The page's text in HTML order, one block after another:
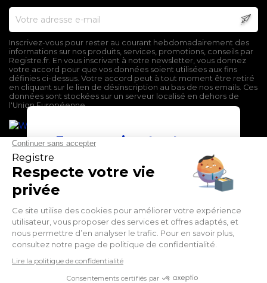
Inscrivez-vous pour rester au courant hebdomadairement des
informations sur nos produits, services, promotions, conseils par
Registre.fr. En vous inscrivant à notre newsletter, vous donnez
votre accord pour que vos données soient utilisées aux fins
définies ci-dessus. Votre accord peut à tout moment être retiré
en cliquant sur le lien de désinscription au bas de nos emails. Ces
données sont stockées sur un serveur localisé en dehors de
l'Union Européenne.
En poursuivant votre
navigation sur ce site,
vous devez accepter
l’utilisation et l'écriture
de Cookies.
J'accepte
En savoir plus
Conditions générales de vente
Politique de confidentialité
FacebookTwitter